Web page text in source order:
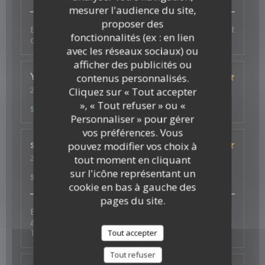
mesurer l'audience du site,
proposer des
fonctionnalités (ex : en lien
avec les réseaux sociaux) ou
afficher des publicités ou
contenus personnalisés.
Cliquez sur « Tout accepter
», « Tout refuser » ou «
Personnaliser » pour gérer
vos préférences. Vous
pouvez modifier vos choix à
tout moment en cliquant
sur l'icône représentant un
cookie en bas à gauche des
pages du site.
Tout accepter
Tout refuser
Bonne ambiance, service au top et plats excellents et
copieux
Ysé-SolèneD
2026-07-29 - 19:30 - Couverts 2
/5 Ambiance: Cuisine:5/5 Qualité / Prix
5
s
2026-07-26
- 19:30 - Couverts 4
/5 Ambiance : 5/5 Cuisine:5 /5 Qualité / Prix
5
Excellent experience with fantastic vegan options -
and a thoughtful surprise to celebrate a birthday too.
Thank you for the wonderful food and service.